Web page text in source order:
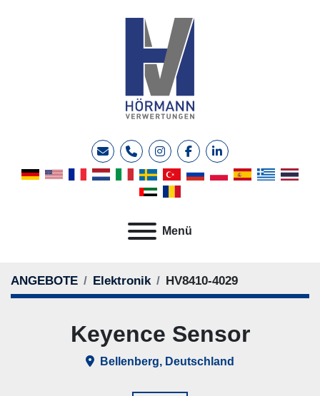
E-MailTelefoninstagramfacebooklinkedin
Menü
ANGEBOTE Elektronik HV8410-4029
Keyence Sensor
Bellenberg, Deutschland